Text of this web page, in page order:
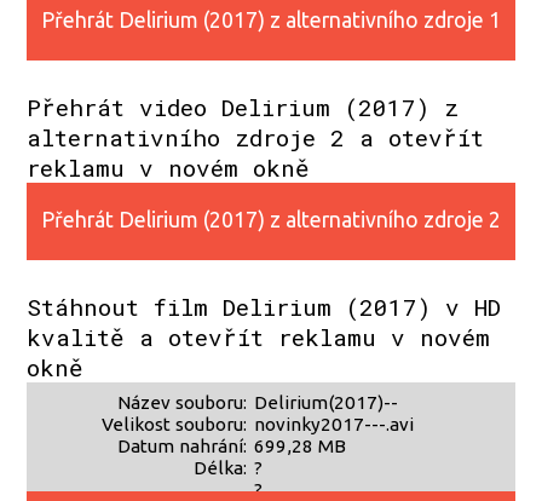
Přehrát Delirium (2017) z alternativního zdroje 1
Přehrát video Delirium (2017) z
alternativního zdroje 2 a otevřít
reklamu v novém okně
Přehrát Delirium (2017) z alternativního zdroje 2
Stáhnout film Delirium (2017) v HD
kvalitě a otevřít reklamu v novém
okně
Název souboru:
Velikost souboru:
Datum nahrání:
Délka:
Delirium(2017)--
novinky2017---.avi
699,28 MB
?
?